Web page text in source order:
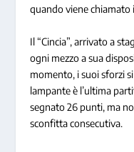
quando viene chiamato
Il “Cincia”, arrivato a
ogni mezzo a sua
momento, i suoi sforzi
lampante è l’ultima
segnato 26 punti, ma
sconfitta consecutiva.